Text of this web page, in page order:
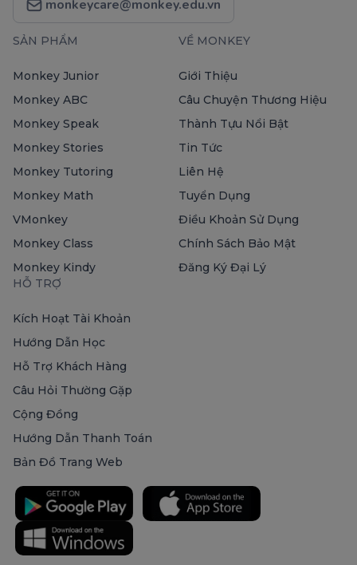
monkeycare@monkey.edu.vn
SẢN PHẨM
Monkey Junior
Monkey ABC
Monkey Speak
Monkey Stories
Monkey Tutoring
Monkey Math
VMonkey
Monkey Class
Monkey Kindy
VỀ MONKEY
Giới Thiệu
Câu Chuyện Thương Hiệu
Thành Tựu Nổi Bật
Tin Tức
Liên Hệ
Tuyển Dụng
Điều Khoản Sử Dụng
Chính Sách Bảo Mật
Đăng Ký Đại Lý
HỖ TRỢ
Kích Hoạt Tài Khoản
Hướng Dẫn Học
Hỗ Trợ Khách Hàng
Câu Hỏi Thường Gặp
Cộng Đồng
Hướng Dẫn Thanh Toán
Bản Đồ Trang Web